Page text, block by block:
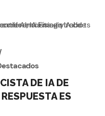
DE IA DE
ES